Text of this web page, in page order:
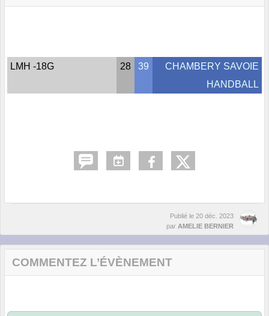
LMH -18G 28 39
CHAMBERY SAVOIE
HANDBALL
Publié le 20 déc. 2023
par AMELIE BERNIER
COMMENTEZ L’ÉVÈNEMENT